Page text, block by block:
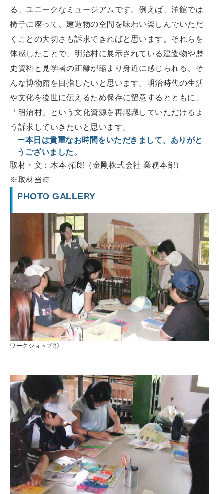
る、ユニークなミュージアムです。例えば、洋館では
椅子に座って、建造物の空間を味わい楽しんでいただ
くことの大切さも訴求できればと思います。それらを
体感したことで、明治村に展示されている建造物や歴
史資料と見学者の距離が縮まり身近に感じられる、そ
んな博物館を目指したいと思います。明治時代の生活
や文化を後世に伝えるため保存に留意するとともに、
「明治村」という文化資源を再認識していただけるよ
う訴求していきたいと思います。
ー本日は貴重なお時間をいただきまして、ありがと
うございました。
取材・文：木本 拓郎（金剛株式会社 業務本部）
※取材当時
PHOTO GALLERY
ワークショップ①